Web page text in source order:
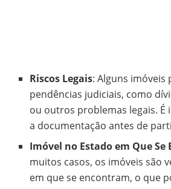
Riscos Legais: Alguns imóveis
pendências judiciais, como
ou outros problemas legais.
a documentação antes de
Imóvel no Estado em Que Se
muitos casos, os imóveis são
em que se encontram, o que